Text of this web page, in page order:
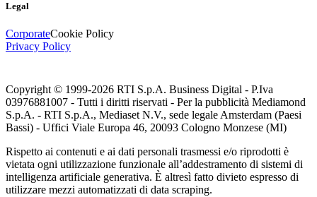
Legal
CorporateCookie Policy
Privacy Policy
Copyright © 1999-2026 RTI S.p.A. Business Digital - P.Iva
03976881007 - Tutti i diritti riservati - Per la pubblicità Mediamond
S.p.A. - RTI S.p.A., Mediaset N.V., sede legale Amsterdam (Paesi
Bassi) - Uffici Viale Europa 46, 20093 Cologno Monzese (MI)
Rispetto ai contenuti e ai dati personali trasmessi e/o riprodotti è
vietata ogni utilizzazione funzionale all’addestramento di sistemi di
intelligenza artificiale generativa. È altresì fatto divieto espresso di
utilizzare mezzi automatizzati di data scraping.